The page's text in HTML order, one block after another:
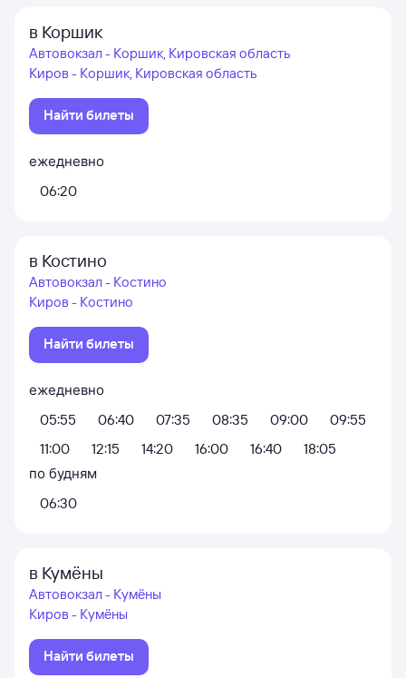
в Коршик
Автовокзал - Коршик, Кировская область
Киров - Коршик, Кировская область
Найти билеты
ежедневно
06:20
в Костино
Автовокзал - Костино
Киров - Костино
Найти билеты
ежедневно
05:55
06:40 07:35 08:35 09:00
09:55
11:00
12:15 14:20 16:00 16:40
18:05
по будням
06:30
в Кумёны
Автовокзал - Кумёны
Киров - Кумёны
Найти билеты